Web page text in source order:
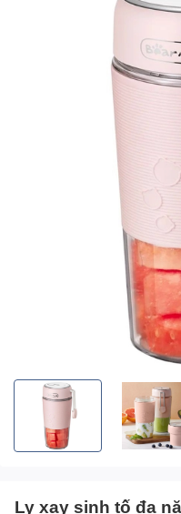
Ly xay sinh tố đa